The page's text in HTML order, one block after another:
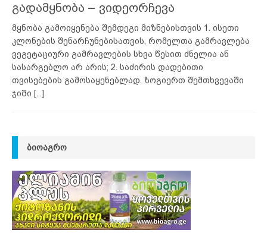
გადამყნობა – ვიდეორჩევა
მყნობა გამოიყენება შემდეგი მიზნებისთვის 1. ისეთი
კლონების შენარჩუნებისათვის, რომელთა გამრავლება
ვეგეტაციური გამრავლების სხვა წესით ძნელია ან
სასარგებლო არ არის; 2. საძირის დადებითი
თვისებების გამოსაყენებლად. ზოგიერთ შემთხვევაში
ჯიში [...]
ᲑᲘᲝᲐᲒᲠᲝ